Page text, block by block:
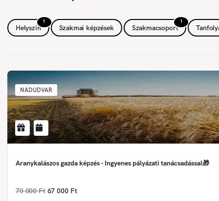
1
Helyszín Szakmai képzések
1
Szakmacsoport
NÁDUDVAR
Aranykalászos gazda képzés - Ingyenes pályázati tanácsadással🎁
70 000 Ft 67 000 Ft